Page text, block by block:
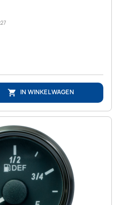
 IN WINKELWAGEN